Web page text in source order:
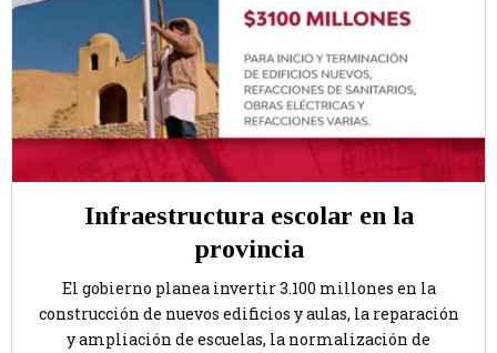
Infraestructura escolar en la
provincia
El gobierno planea invertir 3.100 millones en la
construcción de nuevos edificios y aulas, la reparación
y ampliación de escuelas, la normalización de